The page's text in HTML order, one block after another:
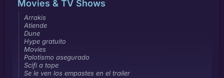
Movies & TV Shows
Arrakis
Atiende
Dune
Hype gratuito
Movies
Palotismo asegurado
Scifi a tope
Se le ven los empastes en el trailer